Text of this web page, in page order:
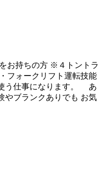
お持ちの方 ※４トントラ
フォークリフト運転技能
う仕事になります。 あ
やブランクありでも お気